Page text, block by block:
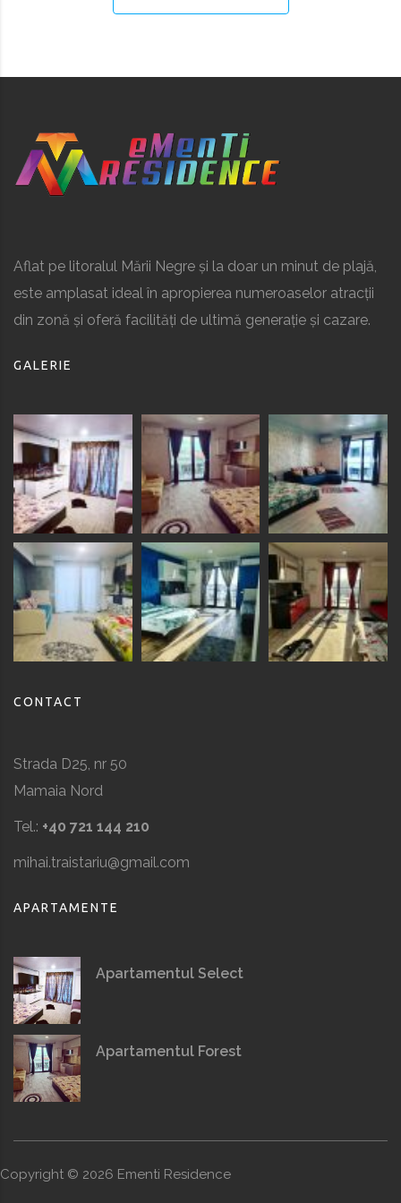
Aflat pe litoralul Mării Negre și la doar un minut de plajă,
este amplasat ideal în apropierea numeroaselor atracții
din zonă și oferă facilități de ultimă generație și cazare.
GALERIE
CONTACT
Strada D25, nr 50
Mamaia Nord
Tel.: +40 721 144 210
mihai.traistariu@gmail.com
APARTAMENTE
Apartamentul Select
Apartamentul Forest
Copyright © 2026 Ementi Residence